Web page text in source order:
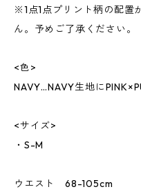
※1点1点プリント柄の配置
ん。予めご了承ください。
<色>
NAVY…NAVY生地に
<サイズ>
・S-M
ウエスト 68-105cm